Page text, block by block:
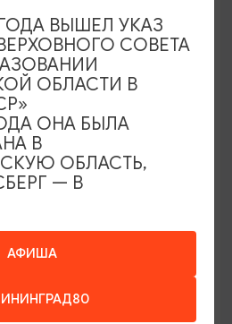
керамике Елены
45
АФИША
ГОДА ВЫШЕЛ УКАЗ
СОВЕТА
ОБЛАСТИ В
ОНА БЫЛА
В
ОБЛАСТЬ,
— В